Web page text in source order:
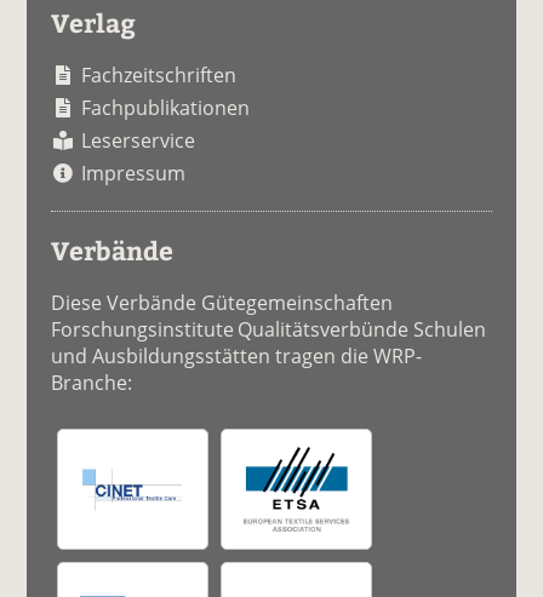
Verlag
Fachzeitschriften
Fachpublikationen
Leserservice
Impressum
Verbände
Diese Verbände Gütegemeinschaften
Forschungsinstitute Qualitätsverbünde Schulen
und Ausbildungsstätten tragen die WRP-
Branche: